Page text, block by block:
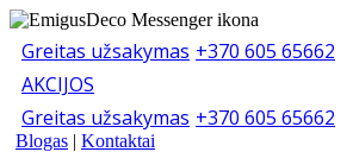
Greitas užsakymas +370 605 65662
AKCIJOS
Greitas užsakymas +370 605 65662
Blogas | Kontaktai